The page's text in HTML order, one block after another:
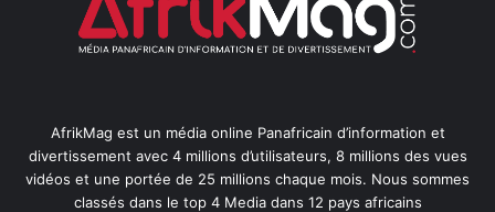
AfrikMag est un média online Panafricain d’information et
divertissement avec 4 millions d’utilisateurs, 8 millions des vues
vidéos et une portée de 25 millions chaque mois. Nous sommes
classés dans le top 4 Media dans 12 pays africains